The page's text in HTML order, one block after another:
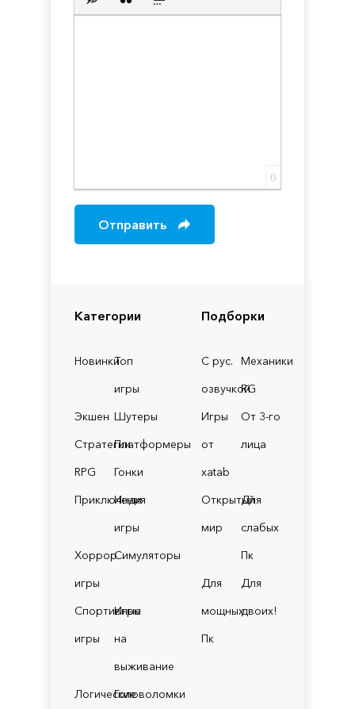
Категории
НовинкиТоп
игры
Экшен Шутеры
СтратегииПлатформеры
RPG
Гонки
Приключения
Инди
игры
Хоррор
игры
Симуляторы
Спортивные
игры
Игры
на
выживание
ЛогическиеГоловоломки
Подборки
С рус.
озвучкой
Механики
RG
Игры
от
xatab
От 3-го
лица
Открытый
мир
Для
слабых
Пк
Для
мощных
Пк
Для
двоих!
Вставка скрытого текста
Вставка цитаты
Вставка спойлера
0
Отправить